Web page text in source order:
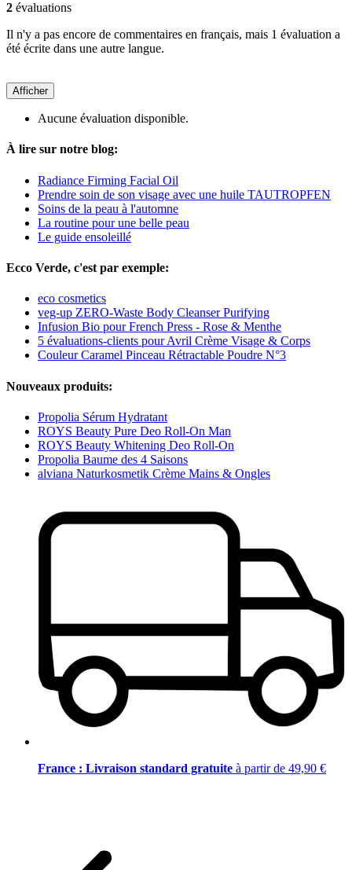
2 évaluations
Il n'y a pas encore de commentaires en français, mais 1 évaluation a
été écrite dans une autre langue.
Afficher
Aucune évaluation disponible.
À lire sur notre blog:
Radiance Firming Facial Oil
Prendre soin de son visage avec une huile TAUTROPFEN
Soins de la peau à l'automne
La routine pour une belle peau
Le guide ensoleillé
Ecco Verde, c'est par exemple:
eco cosmetics
veg-up ZERO-Waste Body Cleanser Purifying
Infusion Bio pour French Press - Rose & Menthe
5 évaluations-clients pour Avril Crème Visage & Corps
Couleur Caramel Pinceau Rétractable Poudre N°3
Nouveaux produits:
Propolia Sérum Hydratant
ROYS Beauty Pure Deo Roll-On Man
ROYS Beauty Whitening Deo Roll-On
Propolia Baume des 4 Saisons
alviana Naturkosmetik Crème Mains & Ongles
France : Livraison standard gratuite à partir de 49,90 €